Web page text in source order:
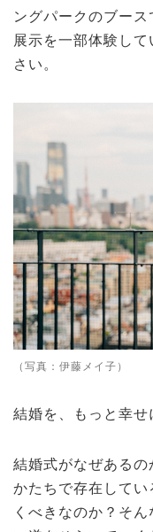
ングパークのブー
展示を一部体験し
さい。
（写真：伊藤メイ子）
結婚を、もっと幸せ
結婚式がなぜある
かたちで存在して
くべきなのか？そ